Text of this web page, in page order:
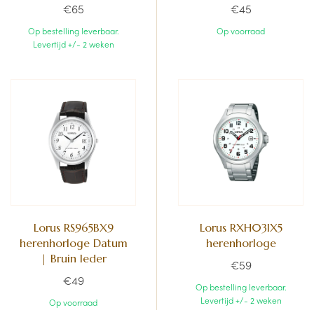
€65
Op bestelling leverbaar.
Levertijd +/- 2 weken
€45
Op voorraad
Lorus RS965BX9
herenhorloge Datum
| Bruin leder
€49
Op voorraad
Lorus RXH03IX5
herenhorloge
€59
Op bestelling leverbaar.
Levertijd +/- 2 weken